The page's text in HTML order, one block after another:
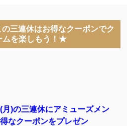
三連休はお得なクーポンでク
ムを楽しもう！★
)の三連休にアミューズメン
なクーポンをプレゼン